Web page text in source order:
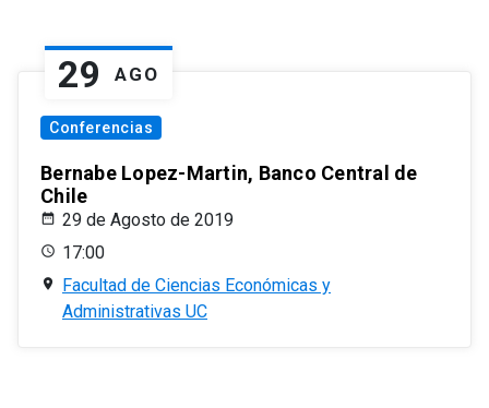
29 AGO
Conferencias
Bernabe Lopez-Martin, Banco Central de
Chile
29 de Agosto de 2019
17:00
Facultad de Ciencias Económicas y
Administrativas UC